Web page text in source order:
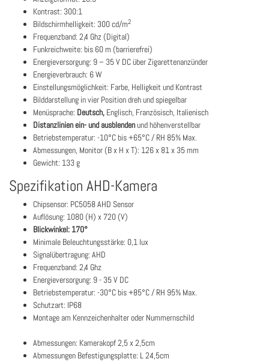
Kontrast: 300:1
Bildschirmhelligkeit: 300 cd/m2
Frequenzband: 2,4 Ghz (Digital)
Funkreichweite: bis 60 m (barrierefrei)
Energieversorgung: 9 – 35 V DC über Zigarettenanzünder
Energieverbrauch: 6 W
Einstellungsmöglichkeit: Farbe, Helligkeit und Kontrast
Bilddarstellung in vier Position dreh und spiegelbar
Menüsprache: Deutsch, Englisch, Französisch, Italienisch
Distanzlinien ein- und ausblendenund höhenverstellbar
Betriebstemperatur: -10°C bis +65°C / RH 85% Max.
Abmessungen, Monitor (B x H x T): 126 x 81 x 35 mm
Gewicht: 133 g
Spezifikation AHD-Kamera
Chipsensor: PC5058 AHD Sensor
Auflösung: 1080 (H) x 720 (V)
Blickwinkel: 170°
Minimale Beleuchtungsstärke: 0,1 lux
Signalübertragung: AHD
Frequenzband: 2,4 Ghz
Energieversorgung: 9 - 35 V DC
Betriebstemperatur: -30°C bis +85°C / RH 95% Max.
Schutzart: IP68
Montage am Kennzeichenhalter oder Nummernschild
Abmessungen: Kamerakopf 2,5 x 2,5cm
Abmessungen Befestigungsplatte: L 24,5cm